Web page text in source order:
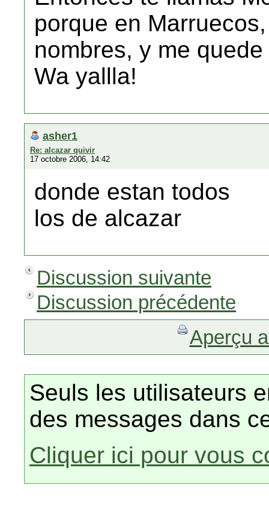
porque en
nombres, y me
Wa yallla!
asher1
Re: alcazar quivir
17 octobre 2006, 14:42
donde estan todos
los de alcazar
Discussion suivante
Discussion précédente
Aperçu
Seuls les utilisateurs
des messages dans
Cliquer ici pour vous